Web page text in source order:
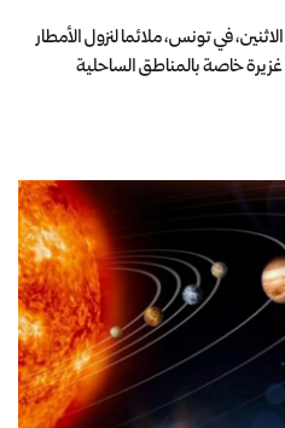
في تونس، ملائما لنزول الأمطار
خاصة بالمناطق الساحلية